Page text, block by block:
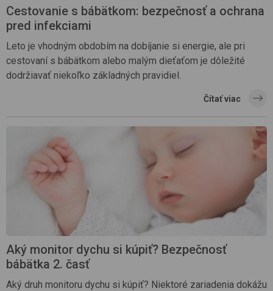
Cestovanie s bábätkom: bezpečnosť a ochrana
pred infekciami
Leto je vhodným obdobím na dobíjanie si energie, ale pri
cestovaní s bábätkom alebo malým dieťaťom je dôležité
dodržiavať niekoľko základných pravidiel.
Čítať viac
Aký monitor dychu si kúpiť? Bezpečnosť
bábätka 2. časť
Aký druh monitoru dychu si kúpiť? Niektoré zariadenia dokážu